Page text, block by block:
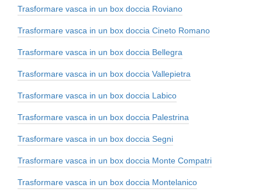
Trasformare vasca in un box doccia Roviano
Trasformare vasca in un box doccia Cineto Romano
Trasformare vasca in un box doccia Bellegra
Trasformare vasca in un box doccia Vallepietra
Trasformare vasca in un box doccia Labico
Trasformare vasca in un box doccia Palestrina
Trasformare vasca in un box doccia Segni
Trasformare vasca in un box doccia Monte Compatri
Trasformare vasca in un box doccia Montelanico